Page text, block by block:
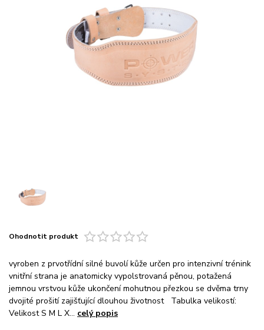
Ohodnotit produkt
vyroben z prvotřídní silné buvolí kůže určen pro intenzivní trénink
vnitřní strana je anatomicky vypolstrovaná pěnou, potažená
jemnou vrstvou kůže ukončení mohutnou přezkou se dvěma trny
dvojité prošití zajišťující dlouhou životnost Tabulka velikostí:
Velikost S M L X... celý popis